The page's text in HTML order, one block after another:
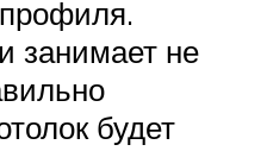
занимает не
будет